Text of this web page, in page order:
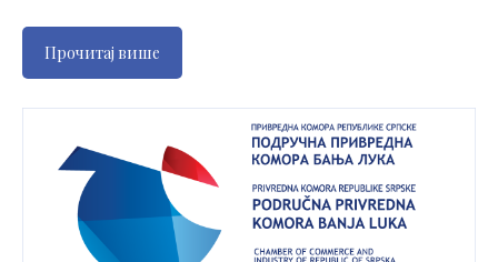
Прочитај више